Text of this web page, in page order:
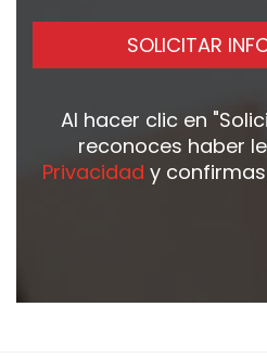
SOLICITAR
Al hacer clic en
reconoces haber
Privacidad y